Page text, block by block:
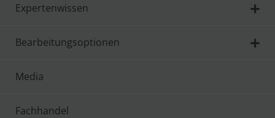
Expertenwissen
Bearbeitungsoptionen
Media
Fachhandel